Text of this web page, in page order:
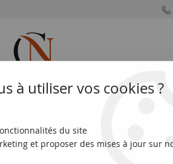
EUROS
France 10 Francs -
à utiliser vos cookies ?
du site
et proposer des mises à jour sur